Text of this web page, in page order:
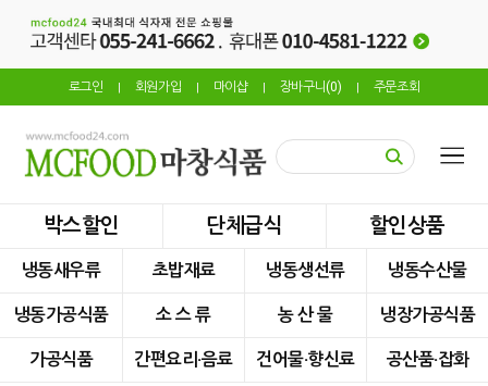
로그인 회원가입 마이샵 장바구니(0) 주문조회
박스할인 단체급식 할인상품
냉동새우류 초밥재료 냉동생선류 냉동수산물
냉동가공식품 소 스 류 농 산 물 냉장가공식품
가공식품 간편요리·음료 건어물·향신료 공산품·잡화